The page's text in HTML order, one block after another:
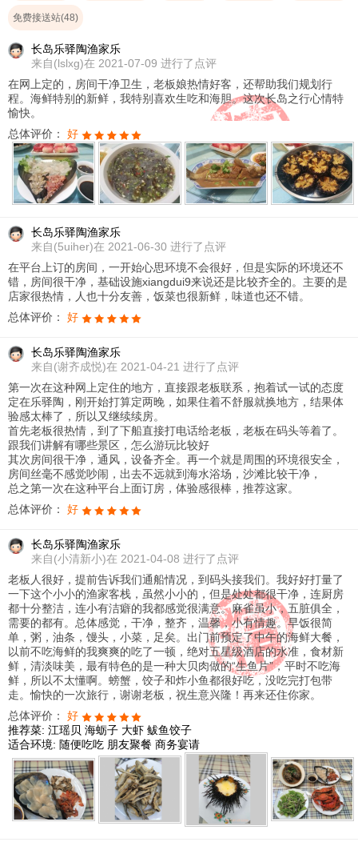
免费接送站(48)
长岛乐驿陶渔家乐
来自(lslxg)在 2021-07-09 进行了点评
在网上定的，房间干净卫生，老板娘热情好客，还帮助我们规划行
程。海鲜特别的新鲜，我特别喜欢生吃和海胆。这次长岛之行心情特
愉快。
总体评价： 好
长岛乐驿陶渔家乐
来自(5uiher)在 2021-06-30 进行了点评
在平台上订的房间，一开始心思环境不会很好，但是实际的环境还不
错，房间很干净，基础设施xiangdui9来说还是比较齐全的。主要的是
店家很热情，人也十分友善，饭菜也很新鲜，味道也还不错。
总体评价： 好
长岛乐驿陶渔家乐
来自(谢齐成悦)在 2021-04-21 进行了点评
第一次在这种网上定住的地方，直接跟老板联系，抱着试一试的态度
定在乐驿陶，刚开始打算定两晚，如果住着不舒服就换地方，结果体
验感太棒了，所以又继续续房。
首先老板很热情，到了下船直接打电话给老板，老板在码头等着了。
跟我们讲解有哪些景区，怎么游玩比较好
其次房间很干净，通风，设备齐全。再一个就是周围的环境很安全，
房间丝毫不感觉吵闹，出去不远就到海水浴场，沙滩比较干净，
总之第一次在这种平台上面订房，体验感很棒，推荐这家。
总体评价： 好
长岛乐驿陶渔家乐
来自(小清新小)在 2021-04-08 进行了点评
老板人很好，提前告诉我们通船情况，到码头接我们。我好好打量了
一下这个小小的渔家客栈，虽然小小的，但是处处都很干净，连厨房
都十分整洁，连小有洁癖的我都感觉很满意。麻雀虽小，五脏俱全，
需要的都有。总体感觉，干净，整齐，温馨，小有情趣。早饭很简
单，粥，油条，馒头，小菜，足矣。出门前预定了中午的海鲜大餐，
以前不吃海鲜的我爽爽的吃了一顿，绝对五星级酒店的水准，食材新
鲜，清淡味美，最有特色的是一种大贝肉做的“生鱼片”，平时不吃海
鲜，所以不太懂啊。螃蟹，饺子和炸小鱼都很好吃，没吃完打包带
走。愉快的一次旅行，谢谢老板，祝生意兴隆！再来还住你家。
总体评价： 好
推荐菜: 江瑶贝 海蛎子 大虾 鲅鱼饺子
适合环境: 随便吃吃 朋友聚餐 商务宴请